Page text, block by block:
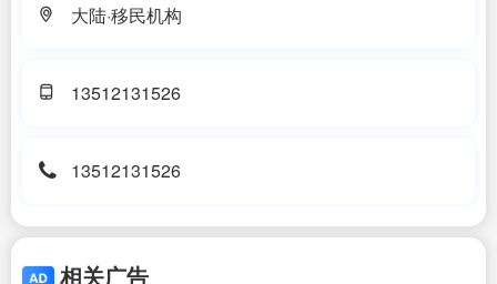
大陆·移民机构
13512131526
13512131526
相关广告